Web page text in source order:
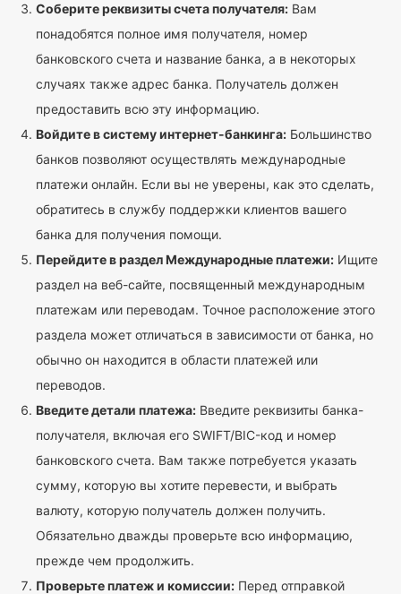
Соберите реквизиты счета получателя: Вам
понадобятся полное имя получателя, номер
банковского счета и название банка, а в некоторых
случаях также адрес банка. Получатель должен
предоставить всю эту информацию.
Войдите в систему интернет-банкинга: Большинство
банков позволяют осуществлять международные
платежи онлайн. Если вы не уверены, как это сделать,
обратитесь в службу поддержки клиентов вашего
банка для получения помощи.
Перейдите в раздел Международные платежи: Ищите
раздел на веб-сайте, посвященный международным
платежам или переводам. Точное расположение этого
раздела может отличаться в зависимости от банка, но
обычно он находится в области платежей или
переводов.
Введите детали платежа: Введите реквизиты банка-
получателя, включая его SWIFT/BIC-код и номер
банковского счета. Вам также потребуется указать
сумму, которую вы хотите перевести, и выбрать
валюту, которую получатель должен получить.
Обязательно дважды проверьте всю информацию,
прежде чем продолжить.
Проверьте платеж и комиссии: Перед отправкой